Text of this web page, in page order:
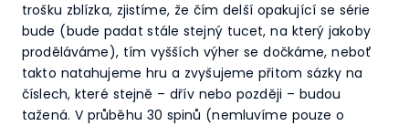
trošku zblízka, zjistíme, že čím delší opakující se série
bude (bude padat stále stejný tucet, na který jakoby
proděláváme), tím vyšších výher se dočkáme, neboť
takto natahujeme hru a zvyšujeme přitom sázky na
číslech, které stejně – dřív nebo později – budou
tažená. V průběhu 30 spinů (nemluvíme pouze o